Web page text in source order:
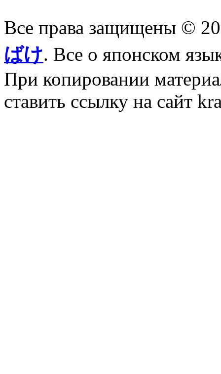
Все права защищены ©
ばけ. Все о японском
При копировании
ставить ссылку на сайт